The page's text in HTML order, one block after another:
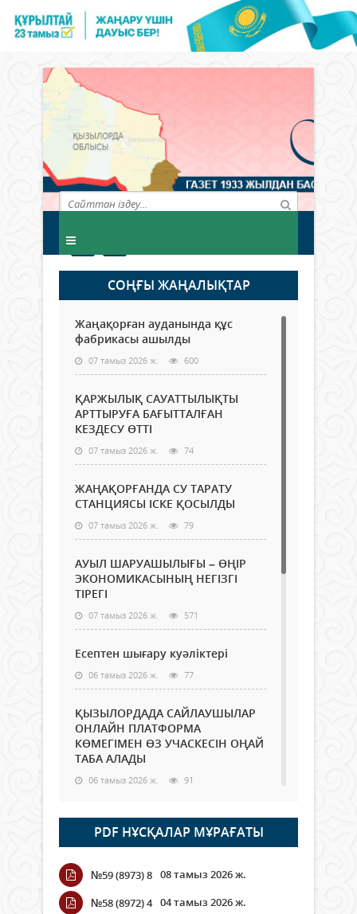
СОҢҒЫ ЖАҢАЛЫҚТАР
Жаңақорған ауданында құс
фабрикасы ашылды
07 тамыз 2026 ж. 600
ҚАРЖЫЛЫҚ САУАТТЫЛЫҚТЫ
АРТТЫРУҒА БАҒЫТТАЛҒАН
КЕЗДЕСУ ӨТТІ
07 тамыз 2026 ж. 74
ЖАҢАҚОРҒАНДА СУ ТАРАТУ
СТАНЦИЯСЫ ІСКЕ ҚОСЫЛДЫ
07 тамыз 2026 ж. 79
АУЫЛ ШАРУАШЫЛЫҒЫ – ӨҢІР
ЭКОНОМИКАСЫНЫҢ НЕГІЗГІ
ТІРЕГІ
07 тамыз 2026 ж. 571
Есептен шығару куәліктері
06 тамыз 2026 ж. 77
ҚЫЗЫЛОРДАДА САЙЛАУШЫЛАР
ОНЛАЙН ПЛАТФОРМА
КӨМЕГІМЕН ӨЗ УЧАСКЕСІН ОҢАЙ
ТАБА АЛАДЫ
06 тамыз 2026 ж. 91
Open Air: Қызылорда облысы
полиция департаменті 20
мыңнан астам көрерменнің
қауіпсіздігін қамтамасыз етті
06 тамыз 2026 ж.
PDF НҰСҚАЛАР МҰРАҒАТЫ
№59 (8973) 8 08 тамыз 2026 ж.
№58 (8972) 4 04 тамыз 2026 ж.